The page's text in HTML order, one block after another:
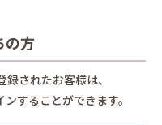
の方
されたお客様は、
することができます。